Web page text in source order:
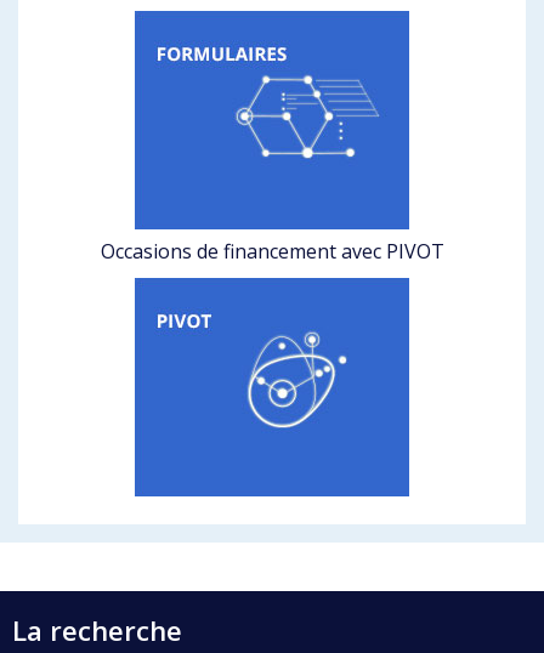
Occasions de financement avec PIVOT
La recherche